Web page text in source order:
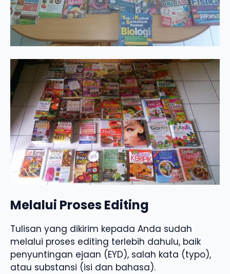
Melalui Proses Editing
Tulisan yang dikirim kepada Anda sudah
melalui proses editing terlebih dahulu, baik
penyuntingan ejaan (EYD), salah kata (typo),
atau substansi (isi dan bahasa).